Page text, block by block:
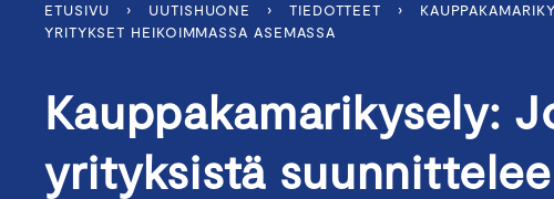
ETUSIVU › UUTISHUONE › TIEDOTTEET ›
YRITYKSET HEIKOIMMASSA ASEMASSA
Kauppakamarikysely:
yrityksistä